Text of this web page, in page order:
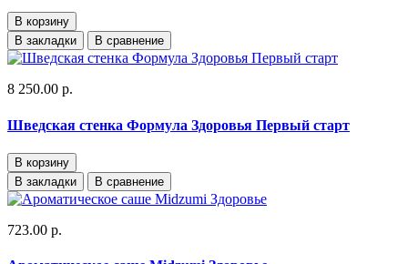
В корзину
В закладки
В сравнение
8 250.00 р.
Шведская стенка Формула Здоровья Первый старт
В корзину
В закладки
В сравнение
723.00 р.